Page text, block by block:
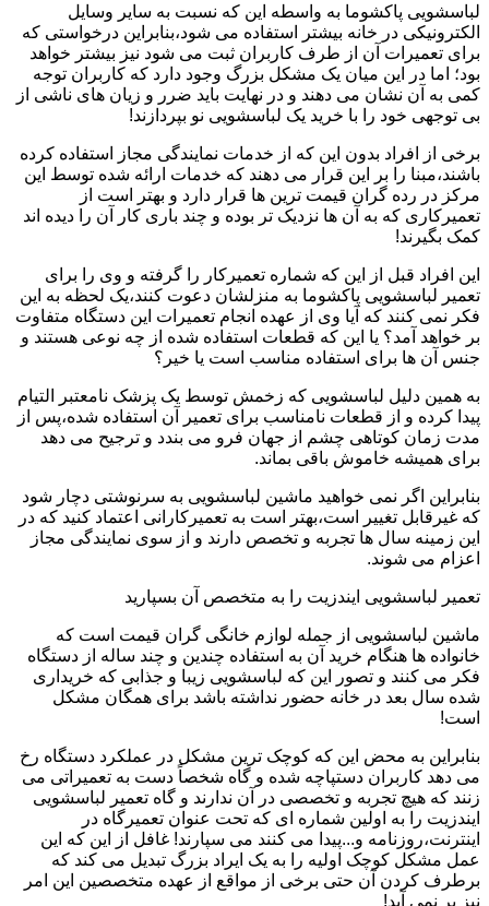
لباسشویی پاکشوما به واسطه این که نسبت به سایر وسایل
الکترونیکی در خانه بیشتر استفاده می شود،بنابراین درخواستی که
برای تعمیرات آن از طرف کاربران ثبت می شود نیز بیشتر خواهد
بود؛ اما در این میان یک مشکل بزرگ وجود دارد که کاربران توجه
کمی به آن نشان می دهند و در نهایت باید ضرر و زیان های ناشی از
بی توجهی خود را با خرید یک لباسشویی نو بپردازند!
برخی از افراد بدون این که از خدمات نمایندگی مجاز استفاده کرده
باشند،مبنا را بر این قرار می دهند که خدمات ارائه شده توسط این
مرکز در رده گران قیمت ترین ها قرار دارد و بهتر است از
تعمیرکاری که به آن ها نزدیک تر بوده و چند باری کار آن را دیده اند
کمک بگیرند!
این افراد قبل از این که شماره تعمیرکار را گرفته و وی را برای
تعمیر لباسشویی پاکشوما به منزلشان دعوت کنند،یک لحظه به این
فکر نمی کنند که آیا وی از عهده انجام تعمیرات این دستگاه متفاوت
بر خواهد آمد؟ یا این که قطعات استفاده شده از چه نوعی هستند و
جنس آن ها برای استفاده مناسب است یا خیر؟
به همین دلیل لباسشویی که زخمش توسط یک پزشک نامعتبر التیام
پیدا کرده و از قطعات نامناسب برای تعمیر آن استفاده شده،پس از
مدت زمان کوتاهی چشم از جهان فرو می بندد و ترجیح می دهد
برای همیشه خاموش باقی بماند.
بنابراین اگر نمی خواهید ماشین لباسشویی به سرنوشتی دچار شود
که غیرقابل تغییر است،بهتر است به تعمیرکارانی اعتماد کنید که در
این زمینه سال ها تجربه و تخصص دارند و از سوی نمایندگی مجاز
اعزام می شوند.
تعمیر لباسشویی ایندزیت را به متخصص آن بسپارید
ماشین لباسشویی از جمله لوازم خانگی گران قیمت است که
خانواده ها هنگام خرید آن به استفاده چندین و چند ساله از دستگاه
فکر می کنند و تصور این که لباسشویی زیبا و جذابی که خریداری
شده سال بعد در خانه حضور نداشته باشد برای همگان مشکل
است!
بنابراین به محض این که کوچک ترین مشکل در عملکرد دستگاه رخ
می دهد کاربران دستپاچه شده و گاه شخصاً دست به تعمیراتی می
زنند که هیچ تجربه و تخصصی در آن ندارند و گاه تعمیر لباسشویی
ایندزیت را به اولین شماره ای که تحت عنوان تعمیرگاه در
اینترنت،روزنامه و...پیدا می کنند می سپارند! غافل از این که این
عمل مشکل کوچک اولیه را به یک ایراد بزرگ تبدیل می کند که
برطرف کردن آن حتی برخی از مواقع از عهده متخصصین این امر
نیز بر نمی آید!